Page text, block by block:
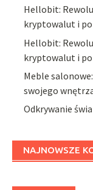
Hellobit:
kryptowalut i
Hellobit:
kryptowalut i
Meble
swojego
Odkrywanie
NAJNOWSZE